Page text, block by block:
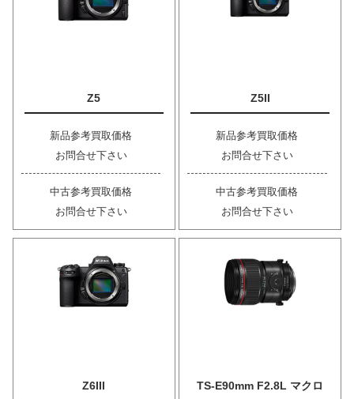
Z5
新品参考買取価格
お問合せ下さい
中古参考買取価格
お問合せ下さい
Z5II
新品参考買取価格
お問合せ下さい
中古参考買取価格
お問合せ下さい
Z6III TS-E90mm F2.8L マクロ